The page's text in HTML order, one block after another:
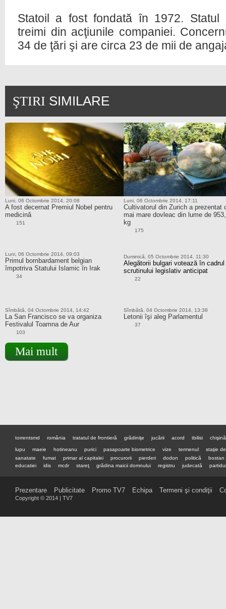
Statoil a fost fondată în 1972. Statul
treimi din acţiunile companiei.
34 de ţări şi are circa 23 de mii de
ŞTIRI SIMILARE
Luni, 06 Octombrie 2014, 20:08
A fost decernat Premiul Nobel pentru
medicină
151
Luni, 06 Octombrie 2014, 17:11
Cultivatorul din Zurich a prezentat
mai mare dovleac din lume de
kg
175
Luni, 06 Octombrie 2014, 09:03
Primul bombardament belgian
împotriva Statului Islamic în Irak
34
Duminică, 05 Octombrie 2014, 11:30
Alegătorii bulgari votează în cadrul
scrutinului legislativ anticipat
22
Sîmbătă, 04 Octombrie 2014, 14:42
La San Francisco se va organiza
Festivalul Toamna de Aur
103
Sîmbătă, 04 Octombrie 2014, 13:38
Letonii îşi aleg Parlamentul
37
Mai mult
torrentsmd românia tratatul de frontieră grădiniţe jucării acord tbilisi
lupu maeie hotineanu purici pasapoarte biometrice vize termenul
staţie
sanatate
fumat primar al capitalei procurorii pierderi dodon politică
bostan
educatiei
idis mcdr stareţ grădina maicii domnului registru judecată
Prezentare Publicitate Promo TV7 Echipa Termeni şi condiţii
Copyright © 2014 | TV7